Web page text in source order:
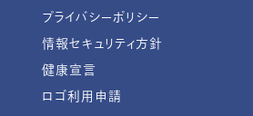
プライバシーポリシー
情報セキュリティ方針
健康宣言
ロゴ利用申請